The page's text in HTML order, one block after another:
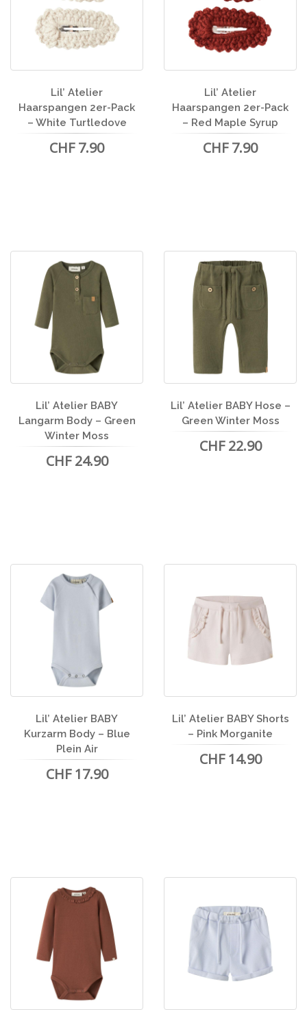
Lil’ Atelier
Haarspangen 2er-Pack
– White Turtledove
CHF 7.90
Lil’ Atelier
Haarspangen 2er-Pack
– Red Maple Syrup
CHF 7.90
Lil’ Atelier BABY
Langarm Body – Green
Winter Moss
CHF 24.90
Lil’ Atelier BABY Hose –
Green Winter Moss
CHF 22.90
Lil’ Atelier BABY
Kurzarm Body – Blue
Plein Air
CHF 17.90
Lil’ Atelier BABY Shorts
– Pink Morganite
CHF 14.90